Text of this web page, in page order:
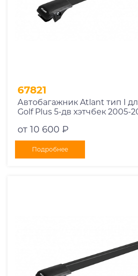
67821
Автобагажник Atlant тип I
Golf Plus 5-дв хэтчбек 2005-
10002+11114+11118
от 10 600 ₽
Подробнее